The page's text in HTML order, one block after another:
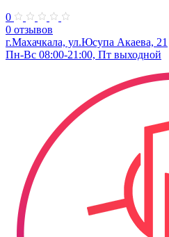
0
0 отзывов
г.Махачкала, ул.Юсупа Акаева, 21
Пн-Вс 08:00-21:00, Пт выходной